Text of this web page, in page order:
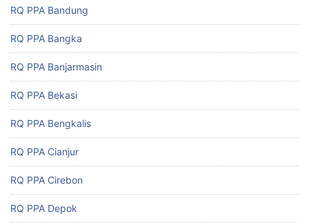
RQ PPA Bandung
RQ PPA Bangka
RQ PPA Banjarmasin
RQ PPA Bekasi
RQ PPA Bengkalis
RQ PPA Cianjur
RQ PPA Cirebon
RQ PPA Depok